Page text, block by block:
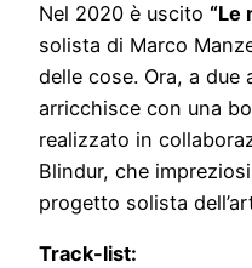
Nel 2020 è uscito “Le
solista di Marco
delle cose. Ora, a due
arricchisce con una
realizzato in
Blindur, che
progetto solista
Track-list: